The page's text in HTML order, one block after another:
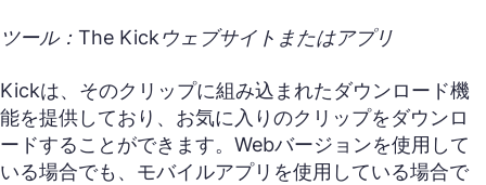
ツール：The Kickウェブサイトまたはアプリ
Kickは、そのクリップに組み込まれたダウンロード機
能を提供しており、お気に入りのクリップをダウンロ
ードすることができます。Webバージョンを使用して
いる場合でも、モバイルアプリを使用している場合で